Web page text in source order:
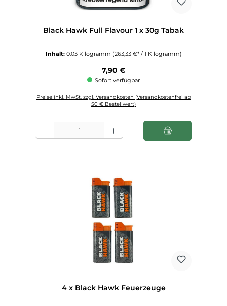
Black Hawk Full Flavour 1 x 30g Tabak
Inhalt: 0.03 Kilogramm (263,33 €* / 1 Kilogramm)
Regulärer Preis:
7,90 €
Sofort verfügbar
Preise inkl. MwSt. zzgl. Versandkosten (Versandkostenfrei ab
50 € Bestellwert)
4 x Black Hawk Feuerzeuge